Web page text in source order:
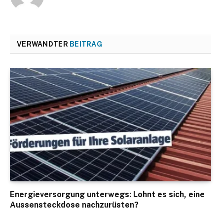
VERWANDTER BEITRAG
Energieversorgung unterwegs: Lohnt es sich, eine
Aussensteckdose nachzurüsten?